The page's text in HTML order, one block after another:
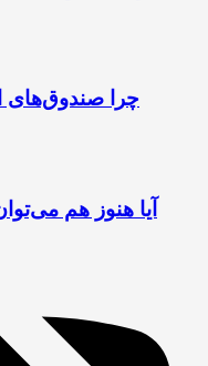
چرا صندوق‌های
آیا هنوز هم